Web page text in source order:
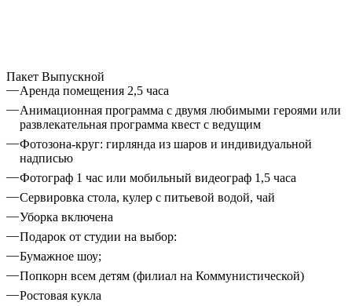
Пакет Выпускной
Аренда помещения 2,5 часа
Анимационная программа с двумя любимыми героями или
развлекательная программа квест с ведущим
Фотозона-круг: гирлянда из шаров и индивидуальной
надписью
Фотограф 1 час или мобильный видеограф 1,5 часа
Сервировка стола, кулер с питьевой водой, чай
Уборка включена
Подарок от студии на выбор:
Бумажное шоу;
Попкорн всем детям (филиал на Коммунистической)
Ростовая кукла